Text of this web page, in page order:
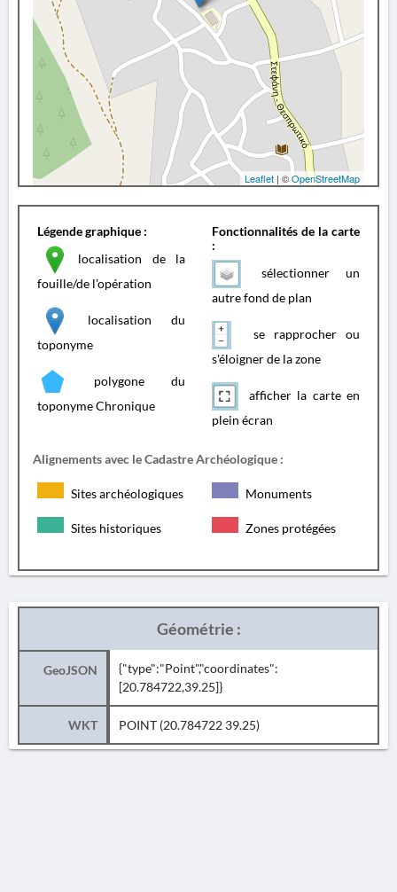
Leaflet | ©OpenStreetMap
Légende graphique :
localisation de la
fouille/de l'opération
localisation du
toponyme
polygone du
toponyme Chronique
Fonctionnalités de la carte
:
sélectionner un
autre fond de plan
se rapprocher ou
s'éloigner de la zone
afficher la carte en
plein écran
Alignements avec le Cadastre Archéologique :
Sites archéologiques Monuments
Sites historiques Zones protégées
Géométrie :
GeoJSON
{"type":"Point","coordinates":
[20.784722,39.25]}
WKT POINT (20.784722 39.25)